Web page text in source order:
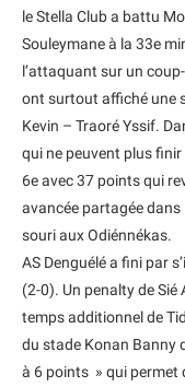
le Stella Club a battu
Souleymane à la 33e
l’attaquant sur un
ont surtout affiché une
Kevin – Traoré Yssif.
qui ne peuvent plus finir
6e avec 37 points qui
avancée partagée dans
souri aux Odiénnékas.
AS Denguélé a fini par
(2-0). Un penalty de
temps additionnel de
du stade Konan Banny
à 6 points » qui permet